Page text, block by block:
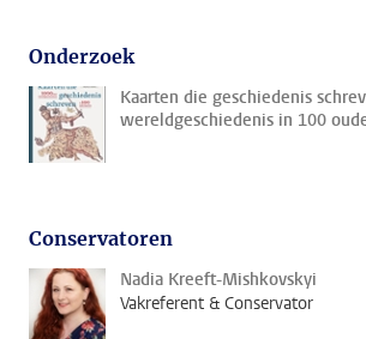
Onderzoek
Kaarten die geschiedenis
wereldgeschiedenis in 100
Conservatoren
Nadia Kreeft-Mishkovskyi
Vakreferent & Conservator